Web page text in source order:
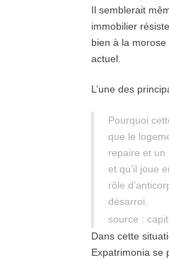
Il semblerait
immobilier
bien à la
actuel.
L’une des
Pourquoi
que le
repaire et un
et qu’il joue
rôle
désarroi.
source :
Dans cette
Expatrimonia se